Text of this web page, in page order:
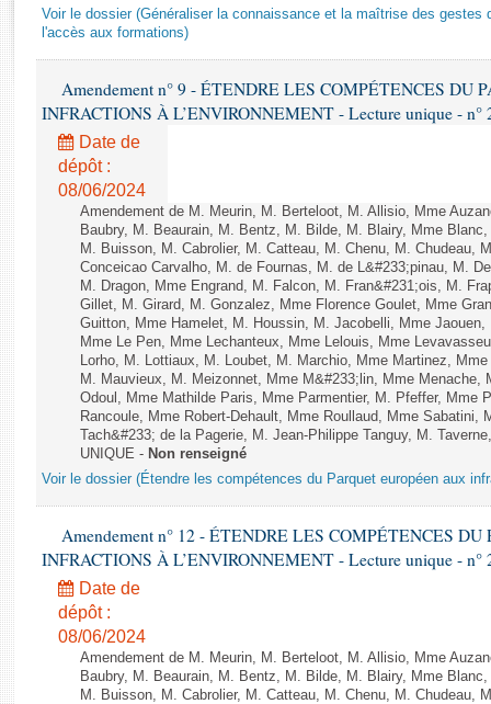
Rapports législatifs
Rapports sur l'application des lois
Baromètre de l’application des lois
Dossiers législatifs
Budget et sécurité sociale
Questions écrites et orales
Comptes rendus des débats
Voir le dossier (Généraliser la connaissance et la maîtrise des gestes
l'accès aux formations)
Amendement n° 9 - ÉTENDRE LES COMPÉTENCES DU
INFRACTIONS À L’ENVIRONNEMENT - Lecture unique - n°
Date de
dépôt :
08/06/2024
Amendement de M. Meurin, M. Berteloot, M. Allisio, Mme
Baubry, M. Beaurain, M. Bentz, M. Bilde, M. Blairy, Mme
M. Buisson, M. Cabrolier, M. Catteau, M. Chenu, M. Chudeau,
Conceicao Carvalho, M. de Fournas, M. de L&#233;pinau, M.
M. Dragon, Mme Engrand, M. Falcon, M. Fran&#231;ois, M.
Gillet, M. Girard, M. Gonzalez, Mme Florence Goulet, Mme
Guitton, Mme Hamelet, M. Houssin, M. Jacobelli, Mme
Mme Le Pen, Mme Lechanteux, Mme Lelouis, Mme
Lorho, M. Lottiaux, M. Loubet, M. Marchio, Mme Martinez,
M. Mauvieux, M. Meizonnet, Mme M&#233;lin, Mme Menache,
Odoul, Mme Mathilde Paris, Mme Parmentier, M. Pfeffer, Mme
Rancoule, Mme Robert-Dehault, Mme Roullaud, Mme
Tach&#233; de la Pagerie, M. Jean-Philippe Tanguy, M.
UNIQUE - Non renseigné
Voir le dossier (Étendre les compétences du Parquet européen aux
Amendement n° 12 - ÉTENDRE LES COMPÉTENCES
INFRACTIONS À L’ENVIRONNEMENT - Lecture unique - n°
Date de
dépôt :
08/06/2024
Amendement de M. Meurin, M. Berteloot, M. Allisio, Mme
Baubry, M. Beaurain, M. Bentz, M. Bilde, M. Blairy, Mme
M. Buisson, M. Cabrolier, M. Catteau, M. Chenu, M. Chudeau,